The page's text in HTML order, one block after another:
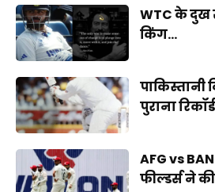
WTC के दुख
किंग...
पाकिस्तानी
पुराना
AFG vs
फील्डर्स ने